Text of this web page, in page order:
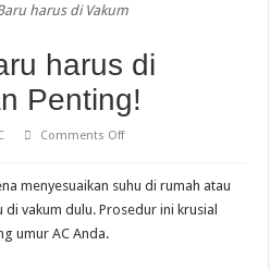
harus di Vakum
harus di
Penting!
Comments Offon
Baru
harus
di
Vakum?
menyesuaikan suhu di rumah atau
vakum dulu. Prosedur ini krusial
umur AC Anda.